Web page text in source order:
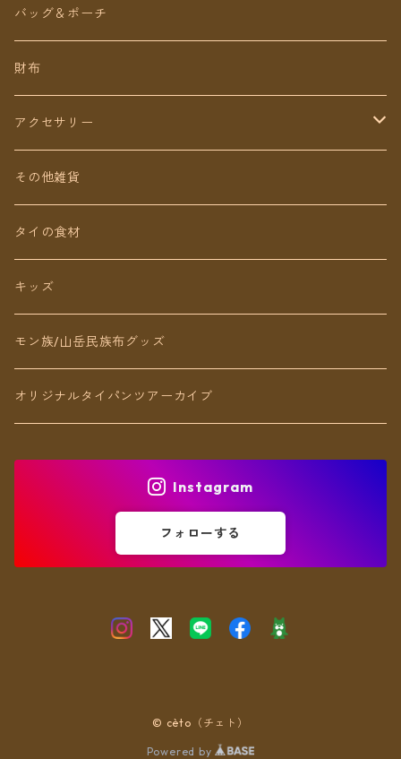
ロング丈
ミディアム丈
ショート丈
Baby&Kids
ワンピース
パンツ
スカート
キッズ
バッグ＆ポーチ
財布
アクセサリー
ピアス（イヤリング）
ネックレス
リング
ブレスレット
アンクレット
その他雑貨
タイの食材
キッズ
モン族/山岳民族布グッズ
オリジナルタイパンツアーカイブ
Instagram
フォローする
© cèto（チェト）
Powered by